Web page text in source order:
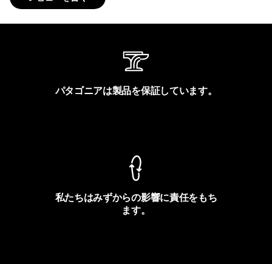
パタゴニアは製品を保証しています。
私たちはみずからの影響に責任をもち
ます。